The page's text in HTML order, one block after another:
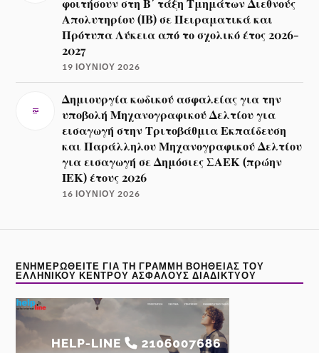
φοιτήσουν στη Β΄ τάξη Τμημάτων Διεθνούς
Απολυτηρίου (IB) σε Πειραματικά και
Πρότυπα Λύκεια από το σχολικό έτος 2026-
2027
19 ΙΟΥΝΊΟΥ 2026
Δημιουργία κωδικού ασφαλείας για την
υποβολή Μηχανογραφικού Δελτίου για
εισαγωγή στην Τριτοβάθμια Εκπαίδευση
και Παράλληλου Μηχανογραφικού Δελτίου
για εισαγωγή σε Δημόσιες ΣΑΕΚ (πρώην
ΙΕΚ) έτους 2026
16 ΙΟΥΝΊΟΥ 2026
ΕΝΗΜΕΡΩΘΕΊΤΕ ΓΙΑ ΤΗ ΓΡΑΜΜΉ ΒΟΉΘΕΙΑΣ ΤΟΥ
ΕΛΛΗΝΙΚΟΎ ΚΈΝΤΡΟΥ ΑΣΦΑΛΟΎΣ ΔΙΑΔΙΚΤΎΟΥ